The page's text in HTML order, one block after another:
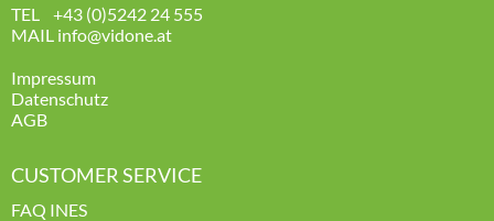
TEL +43 (0)5242 24 555
MAIL info@vidone.at
Impressum
Datenschutz
AGB
CUSTOMER SERVICE
FAQ INES